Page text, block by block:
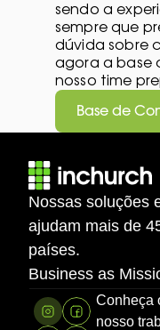
sendo a
sempre que
dúvida sobre
agora a base
nosso time
Base de
Nossas soluções
ajudam mais de
países.
Business as
Conheça
nosso